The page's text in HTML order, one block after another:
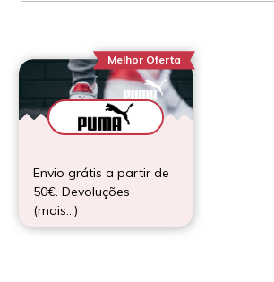
Melhor Oferta
Envio grátis a partir de
50€. Devoluções
(mais…)